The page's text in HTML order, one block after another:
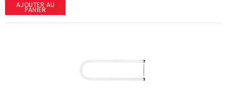
AJOUTER AU
PANIER